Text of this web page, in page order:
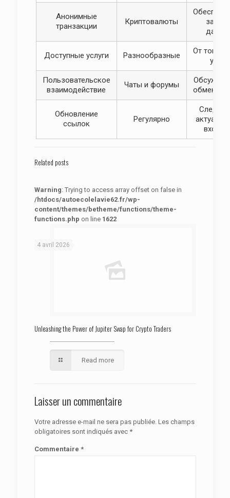
Анонимные
транзакции
Криптовалюты
Доступные услуги Разнообразные
От
услуг
Пользовательское
взаимодействие
Чаты и форумы
обмен
Обновление
ссылок
Регулярно
Related posts
Warning: Trying to access array offset on false in
/htdocs/autoecolelavie62.fr/wp-
content/themes/betheme/functions/theme-
functions.php on line 1622
4 avril 2026
Unleashing the Power of Jupiter Swap for Crypto Traders
Read more
Laisser un commentaire
Votre adresse e-mail ne sera pas publiée. Les champs
obligatoires sont indiqués avec *
Commentaire *